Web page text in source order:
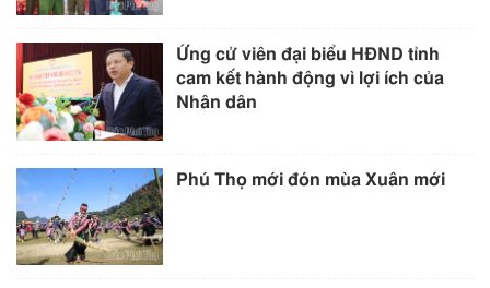
Ứng cử viên đại biểu HĐND tỉnh
cam kết hành động vì lợi ích của
Nhân dân
Phú Thọ mới đón mùa Xuân mới